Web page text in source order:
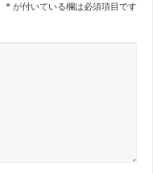
*が付いている欄は必須項目です